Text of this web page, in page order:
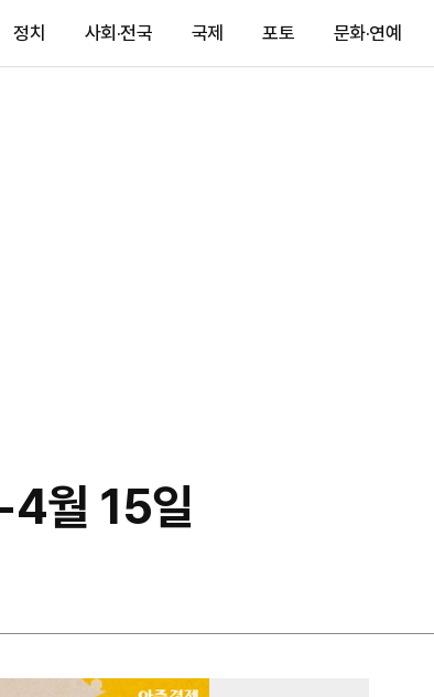
정치 사회·전국 국제 포토 문화·연예
4월 15일